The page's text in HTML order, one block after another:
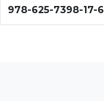
978-625-7398-17-6